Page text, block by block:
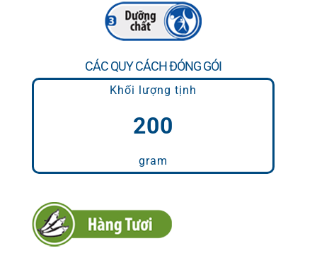
CÁC QUY CÁCH ĐÓNG GÓI
Khối lượng tịnh
200
gram